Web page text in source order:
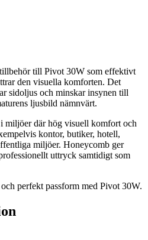
till Pivot 30W som effektivt
den visuella komforten. Det
sidoljus och minskar insynen till
ljusbild nämnvärt.
miljöer där hög visuell komfort och
kontor, butiker, hotell,
miljöer. Honeycomb ger
uttryck samtidigt som
perfekt passform med Pivot 30W.